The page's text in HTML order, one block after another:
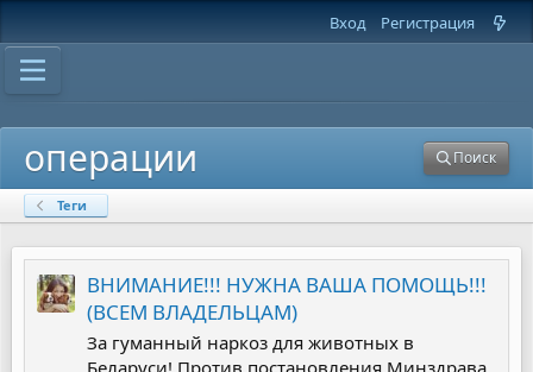
Вход Регистрация
операции Поиск
Теги
ВНИМАНИЕ!!! НУЖНА ВАША ПОМОЩЬ!!!
(ВСЕМ ВЛАДЕЛЬЦАМ)
За гуманный наркоз для животных в